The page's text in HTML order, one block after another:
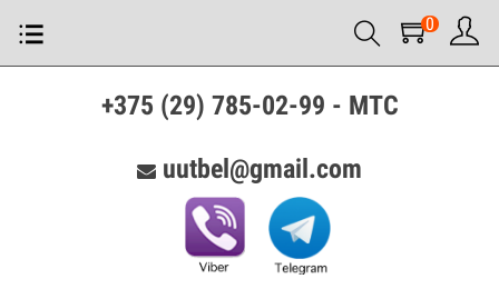
0
+375 (29) 785-02-99 - МТС
uutbel@gmail.com